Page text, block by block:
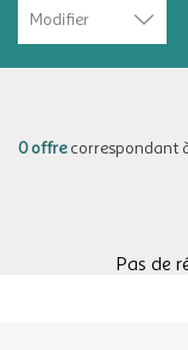
Modifier
0 offrecorrespondant
Pas de